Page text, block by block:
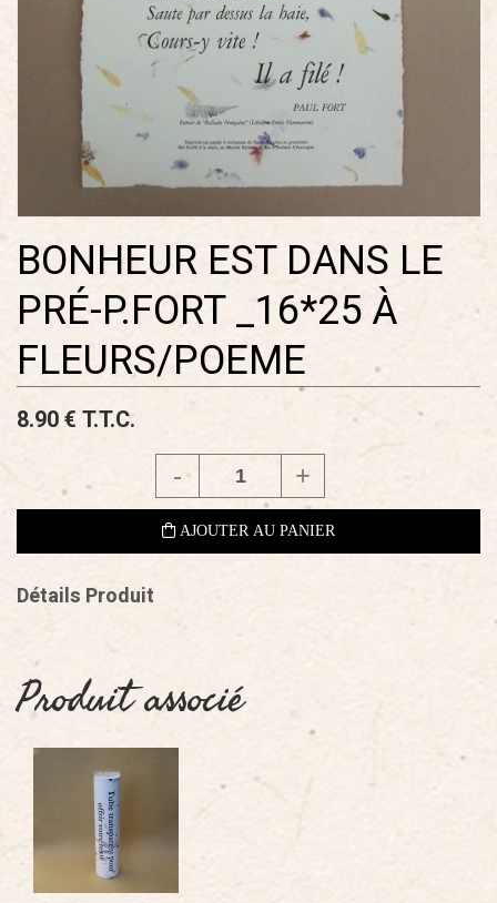
BONHEUR EST DANS LE
PRÉ-P.FORT _16*25 À
FLEURS/POEME
8.90€ T.T.C.
Détails Produit
Produit associé